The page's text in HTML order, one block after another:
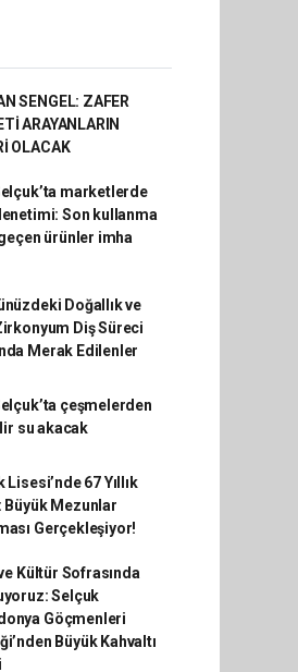
SENGEL: ZAFER
ARAYANLARIN
OLACAK
marketlerde
Son kullanma
ürünler imha
Doğallık ve
Diş Süreci
Merak Edilenler
çeşmelerden
su akacak
Lisesi’nde 67 Yıllık
Büyük Mezunlar
Gerçekleşiyor!
Kültür Sofrasında
Selçuk
Göçmenleri
Büyük Kahvaltı